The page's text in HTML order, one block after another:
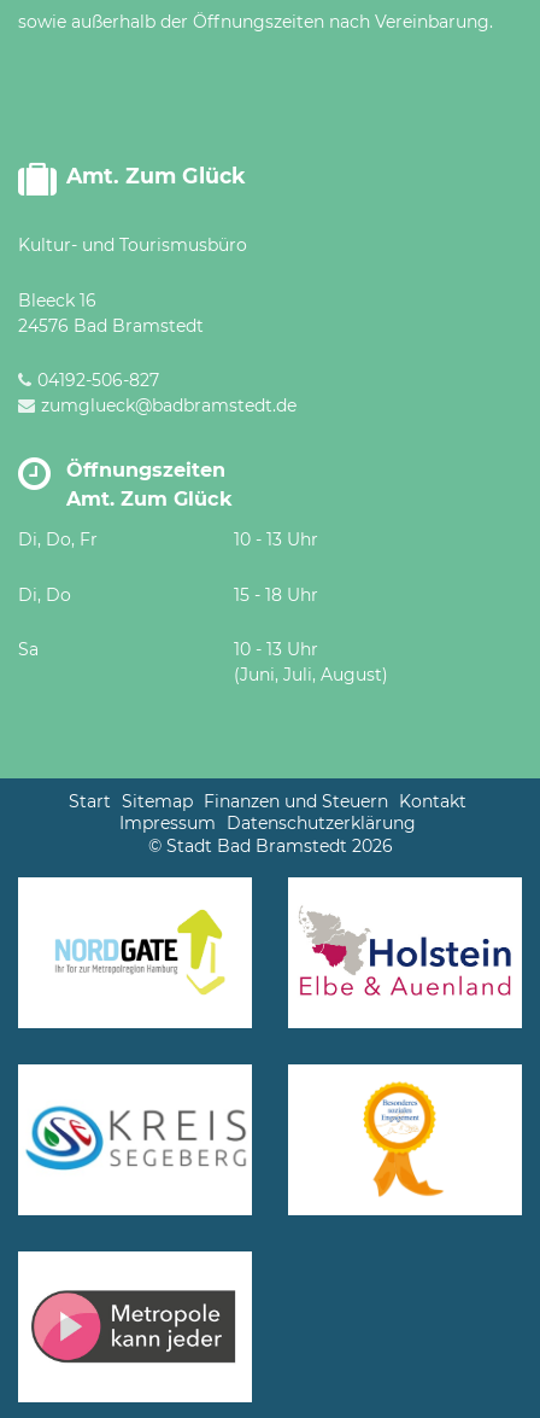
sowie außerhalb der Öffnungszeiten nach Vereinbarung.
Amt. Zum Glück
Kultur- und Tourismusbüro
Bleeck 16
24576 Bad Bramstedt
04192-506-827
zumglueck@badbramstedt.de
Öffnungszeiten
Amt. Zum Glück
Di, Do, Fr 10 - 13 Uhr
Di, Do 15 - 18 Uhr
Sa
10 - 13 Uhr
(Juni, Juli, August)
Start Sitemap Finanzen und Steuern Kontakt
Impressum
Datenschutzerklärung
© Stadt Bad Bramstedt 2026